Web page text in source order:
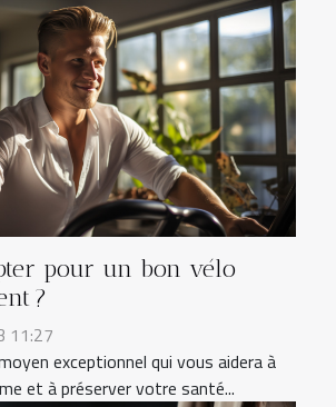
pour un bon vélo
?
11:27
exceptionnel qui vous aidera à
et à préserver votre santé...